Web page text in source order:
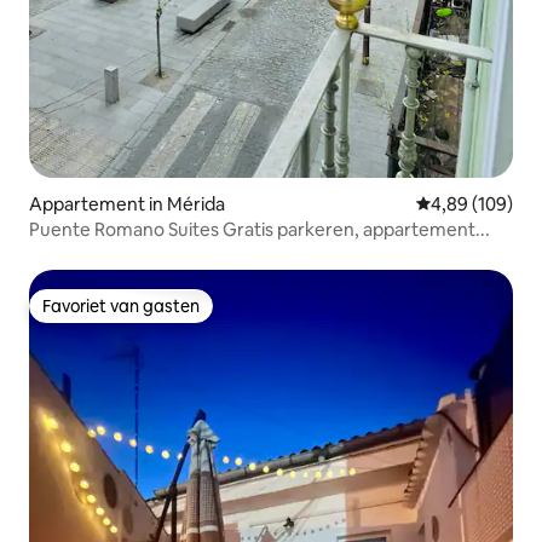
Appartement in Mérida Gemiddelde
4,89 (109)
Puente Romano Suites Gratis parkeren, appartement...
Favoriet van gasten
Favoriet van gasten